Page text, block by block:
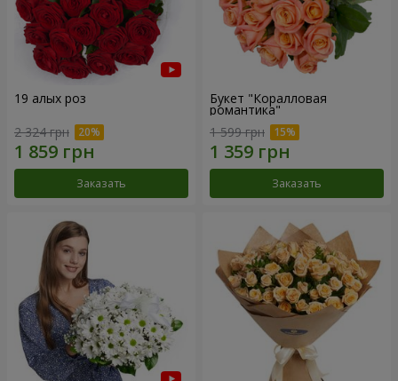
19 алых роз
2 324 грн
Заказать
Букет "Коралловая
романтика"
1 599 грн
Заказать